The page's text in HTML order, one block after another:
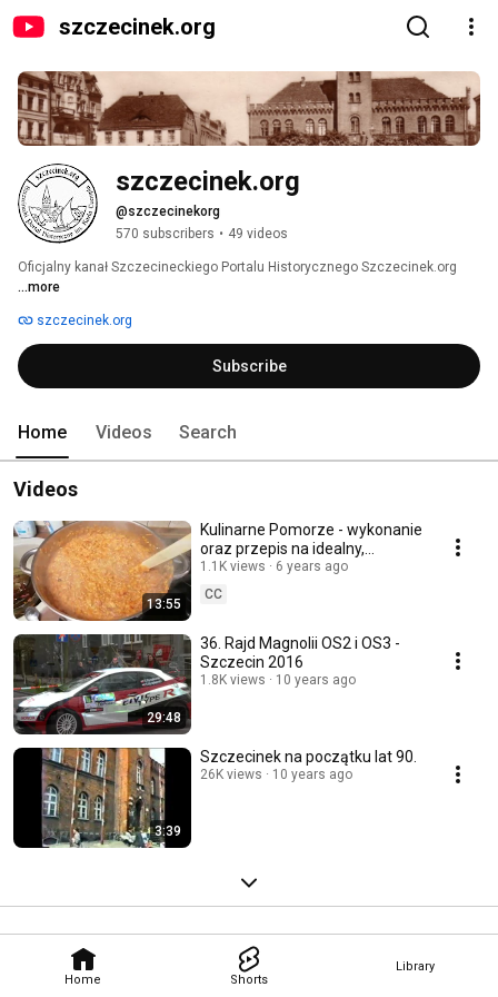
szczecinek.org
Home Shorts
Library
szczecinek.org
@szczecinekorg
570 subscribers • 49 videos
Oficjalny kanał Szczecineckiego Portalu Historycznego Szczecinek.org
...more
szczecinek.org
Subscribe
Home Videos Search
Videos
13:55
Kulinarne Pomorze - wykonanie
oraz przepis na idealny,
domowy Paprykarz
Szczeciński.
1.1K views
6 years ago
CC
29:48
36. Rajd Magnolii OS2 i OS3 -
Szczecin 2016
1.8K views 10 years ago
3:39
Szczecinek na początku lat 90.
26K views 10 years ago